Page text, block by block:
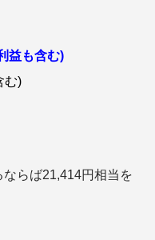
益も含む)
む)
らば21,414円相当を